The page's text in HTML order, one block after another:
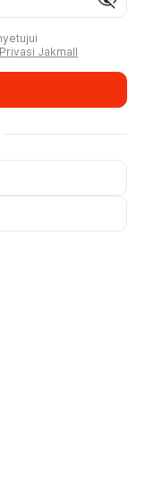
Jakmall